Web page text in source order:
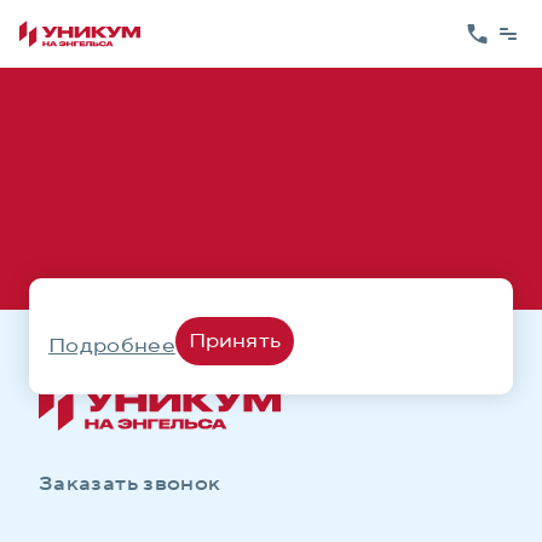
Заказать звонок
Подробнее Принять